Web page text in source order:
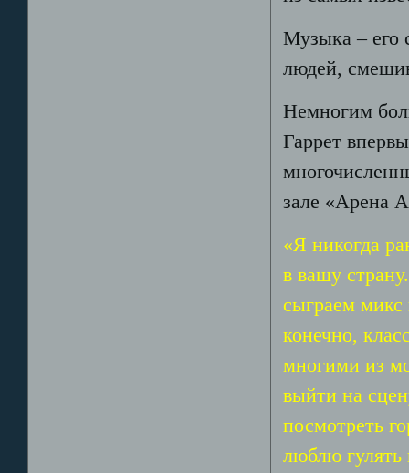
Музыка – его
людей,
Немногим
Гаррет
зале «Арена
«Я никогда
в вашу
сыграем
конечно,
многими из
выйти на
посмотреть
люблю гулять